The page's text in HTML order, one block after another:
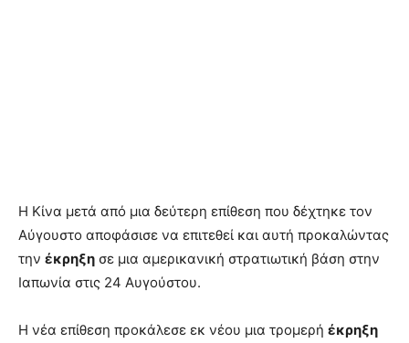
Η Κίνα μετά από μια δεύτερη επίθεση που δέχτηκε τον
Αύγουστο αποφάσισε να επιτεθεί και αυτή προκαλώντας
την έκρηξη σε μια αμερικανική στρατιωτική βάση στην
Ιαπωνία στις 24 Αυγούστου.
Η νέα επίθεση προκάλεσε εκ νέου μια τρομερή έκρηξη